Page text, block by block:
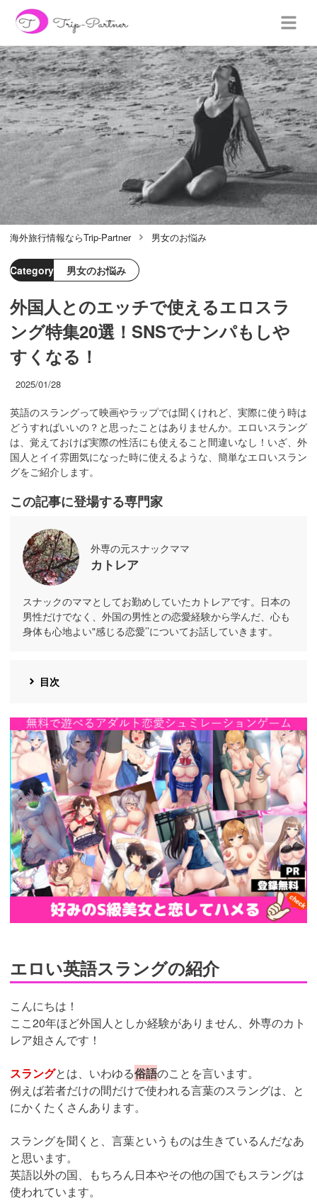
海外旅行情報ならTrip-Partner 男女のお悩み
Category 男女のお悩み
外国人とのエッチで使えるエロスラ
ング特集20選！SNSでナンパもしや
すくなる！
2025/01/28
英語のスラングって映画やラップでは聞くけれど、実際に使う時は
どうすればいいの？と思ったことはありませんか。エロいスラング
は、覚えておけば実際の性活にも使えること間違いなし！いざ、外
国人とイイ雰囲気になった時に使えるような、簡単なエロいスラン
グをご紹介します。
この記事に登場する専門家
外専の元スナックママ
カトレア
スナックのママとしてお勤めしていたカトレアです。日本の
男性だけでなく、外国の男性との恋愛経験から学んだ、心も
身体も心地よい"感じる恋愛’’についてお話していきます。
目次
https://cv-
measurement.com/ad/p/r?
medium=191&ad=1692&creative=1386
エロい英語スラングの紹介
こんにちは！
ここ20年ほど外国人としか経験がありません、外専のカト
レア姐さんです！
スラングとは、いわゆる俗語のことを言います。
例えば若者だけの間だけで使われる言葉のスラングは、と
にかくたくさんあります。
スラングを聞くと、言葉というものは生きているんだなあ
と思います。
英語以外の国、もちろん日本やその他の国でもスラングは
使われています。